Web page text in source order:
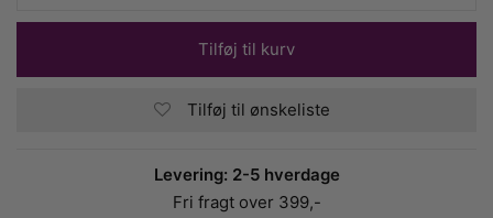
Tilføj til kurv
Tilføj til ønskeliste
Levering: 2-5 hverdage
Fri fragt over 399,-